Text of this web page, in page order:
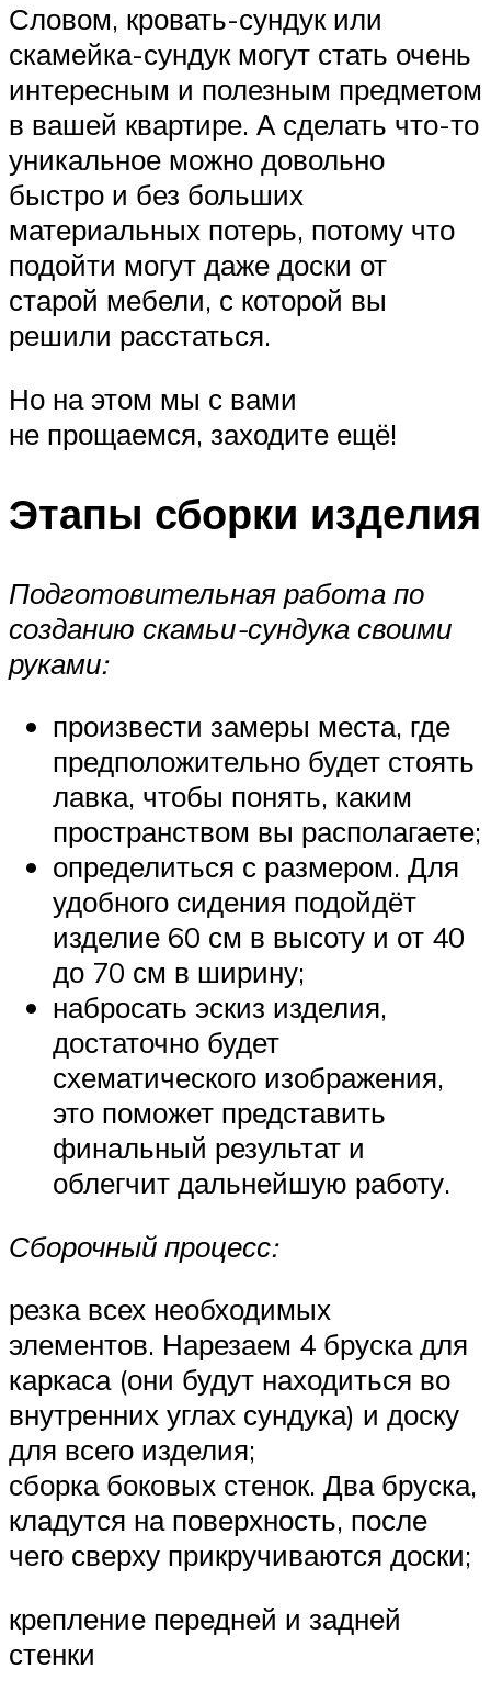
Словом, кровать-сундук или
скамейка-сундук могут стать очень
интересным и полезным предметом
в вашей квартире. А сделать что-то
уникальное можно довольно
быстро и без больших
материальных потерь, потому что
подойти могут даже доски от
старой мебели, с которой вы
решили расстаться.
Но на этом мы с вами
не прощаемся, заходите ещё!
Этапы сборки изделия
Подготовительная работа по
созданию скамьи-сундука своими
руками:
произвести замеры места, где
предположительно будет стоять
лавка, чтобы понять, каким
пространством вы располагаете;
определиться с размером. Для
удобного сидения подойдёт
изделие 60 см в высоту и от 40
до 70 см в ширину;
набросать эскиз изделия,
достаточно будет
схематического изображения,
это поможет представить
финальный результат и
облегчит дальнейшую работу.
Сборочный процесс:
резка всех необходимых
элементов. Нарезаем 4 бруска для
каркаса (они будут находиться во
внутренних углах сундука) и доску
для всего изделия;
сборка боковых стенок. Два бруска,
кладутся на поверхность, после
чего сверху прикручиваются доски;
крепление передней и задней
стенки